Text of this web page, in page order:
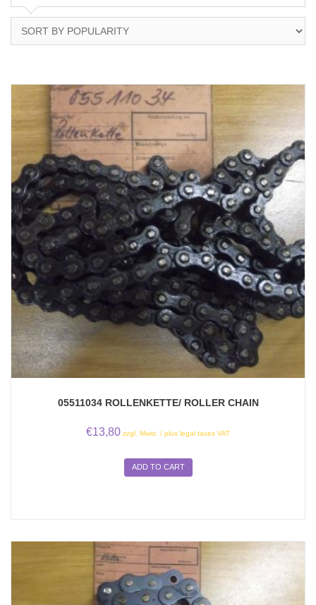
05511034 ROLLENKETTE/ ROLLER CHAIN
€13,80 zzgl. Mwst. / plus legal taxes VAT
ADD TO CART